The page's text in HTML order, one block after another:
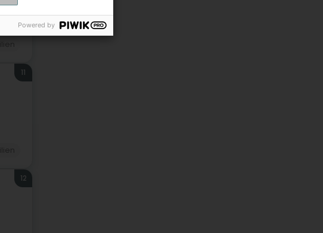
11
12
Powered by